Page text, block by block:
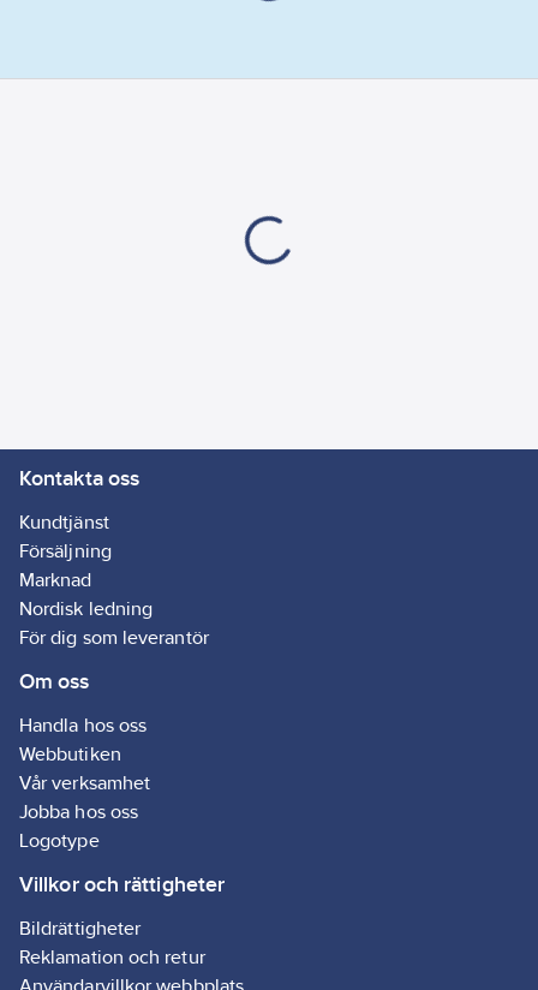
10 års livslängd på
Kontakta oss
Kundtjänst
Försäljning
Marknad
Nordisk ledning
För dig som leverantör
Om oss
Handla hos oss
Webbutiken
Vår verksamhet
Jobba hos oss
Logotype
Villkor och rättigheter
Bildrättigheter
Reklamation och retur